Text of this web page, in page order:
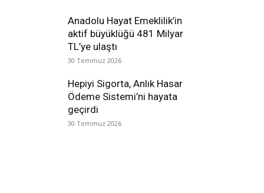
Anadolu Hayat Emeklilik’in
aktif büyüklüğü 481 Milyar
TL’ye ulaştı
30 Temmuz 2026
Hepiyi Sigorta, Anlık Hasar
Ödeme Sistemi’ni hayata
geçirdi
30 Temmuz 2026